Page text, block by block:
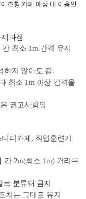
페 매장 내 이용인
표
과점
최소 1m 간격 유지
하지 않아도 됨.
최소 1m 이상 간격을
권고사항임
디카페, 직업훈련기
간 2m(최소 1m) 거리두
분류돼 금지
치는 그대로 유지